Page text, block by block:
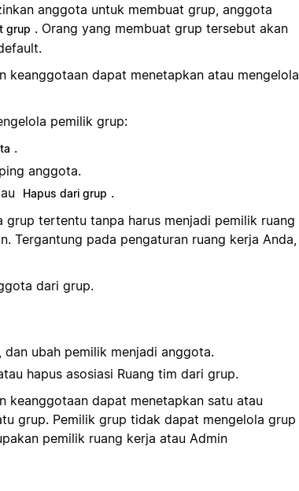
anggota untuk membuat grup, anggota
grup . Orang yang membuat grup tersebut akan
keanggotaan dapat menetapkan atau mengelola
pemilik grup:
.
anggota.
Hapus dari grup .
grup tertentu tanpa harus menjadi pemilik ruang
Tergantung pada pengaturan ruang kerja Anda,
dari grup.
ubah pemilik menjadi anggota.
hapus asosiasi Ruang tim dari grup.
keanggotaan dapat menetapkan satu atau
grup. Pemilik grup tidak dapat mengelola grup
pemilik ruang kerja atau Admin